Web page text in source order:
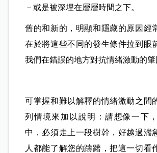
－或是被深埋在層層時間之下。
舊的和新的，明顯和隱藏的原因經
在於將這些不同的發生條件拉到眼
我們在錯誤的地方對抗情緒激動的肇
可掌握和難以解釋的情緒激動之間
列情境來加以說明：請想像一下
中，必須走上一段樹幹，好越過湍
人都能了解您的躊躇，把這一切看